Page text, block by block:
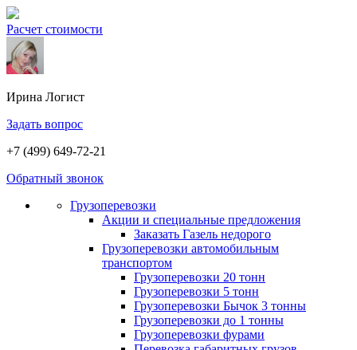
Расчет стоимости
Ирина Логист
Задать вопрос
+7 (499) 649-72-21
Обратный звонок
Грузоперевозки
Акции и специальные предложения
Заказать Газель недорого
Грузоперевозки автомобильным
транспортом
Грузоперевозки 20 тонн
Грузоперевозки 5 тонн
Грузоперевозки Бычок 3 тонны
Грузоперевозки до 1 тонны
Грузоперевозки фурами